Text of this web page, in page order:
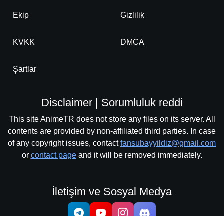
Ekip Gizlilik
KVKK DMCA
Şartlar
Disclaimer | Sorumluluk reddi
This site AnimeTR does not store any files on its server. All
contents are provided by non-affiliated third parties. In case
of any copyright issues, contactfansubayyildiz@gmail.com
or contact pageand it will be removed immediately.
İletişim ve Sosyal Medya